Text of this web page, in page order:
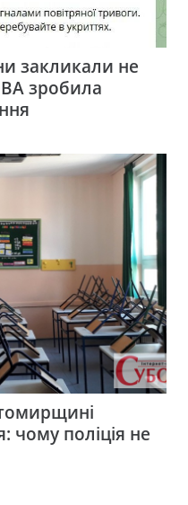
закликали не
зробила
поліція не